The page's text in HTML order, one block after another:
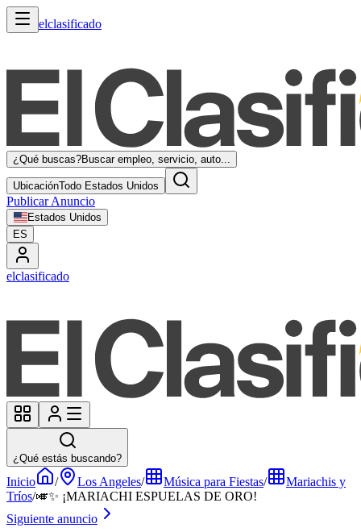
elclasificado
¿Qué buscas?Buscar empleo, servicio, auto...
UbicaciónTodo Estados Unidos
Publicar Anuncio
Estados Unidos
ES
elclasificado
¿Qué estás buscando?
Inicio / Los Angeles/ Música para Fiestas/
Mariachis y
Tríos/🎺✨ ¡MARIACHI ESPUELAS DE ORO!
Siguiente anuncio